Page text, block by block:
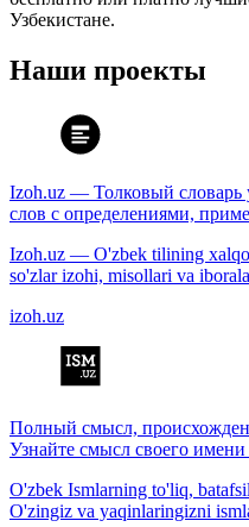
Узбекистане.
Наши проекты
Izoh.uz — Толковый словарь
слов с определениями,
Izoh.uz — O'zbek tilining
so'zlar izohi, misollari va
izoh.uz
Полный смысл,
Узнайте смысл своего
O'zbek Ismlarning to'liq,
O'zingiz va yaqinlaringizni